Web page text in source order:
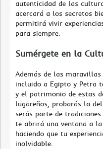
autenticidad de las
acercará a los secretos
permitirá vivir
para siempre.
Sumérgete en la
Además de las
incluido a Egipto y Petra
y el patrimonio de estas
lugareños, probarás la
serás parte de
te abrirá una ventana a
haciendo que tu
inolvidable.